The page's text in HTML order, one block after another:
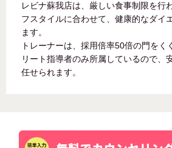
レビナ蘇我店は、厳しい食事制限を行
フスタイルに合わせて、健康的なダイ
ます。
トレーナーは、採用倍率50倍の門をく
リート指導者のみ所属しているので、
任せられます。